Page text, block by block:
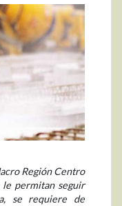
Región Centro
le permitan seguir
se requiere de